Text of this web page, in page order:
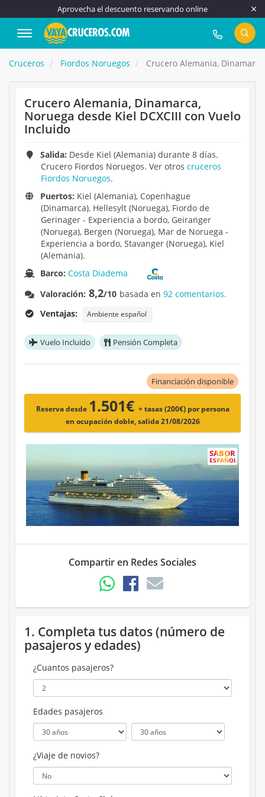
Aprovecha el descuento reservando online
917 815 555
Cruceros Fiordos Noruegos Crucero Alemania,
Crucero Alemania, Dinamarca,
Noruega desde Kiel DCXCIII con Vuelo
Incluido
Salida: Desde Kiel (Alemania) durante 8 días.
Crucero Fiordos Noruegos. Ver otros cruceros
Fiordos Noruegos.
Puertos: Kiel (Alemania), Copenhague
(Dinamarca), Hellesylt (Noruega), Fiordo de
Gerinager - Experiencia a bordo, Geiranger
(Noruega), Bergen (Noruega), Mar de Noruega -
Experiencia a bordo, Stavanger (Noruega), Kiel
(Alemania).
Barco:Costa Diadema
Valoración: 8,2/10 basada en92 comentarios.
Ventajas:
Ambiente español
Vuelo Incluido Pensión Completa
Financiación disponible
Reserva desde 1.501€ + tasas (200€) por persona
en ocupación doble, salida 21/08/2026
SABOR
ESPAÑOL
Compartir en Redes Sociales
1. Completa tus datos (número de
pasajeros y edades)
¿Cuantos pasajeros?
Edades pasajeros
¿Viaje de novios?